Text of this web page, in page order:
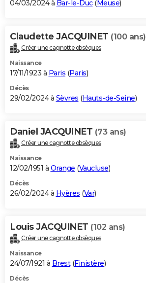
04/03/2024 à Bar-le-Duc(Meuse)
Claudette JACQUINET (100 ans)
Créer une cagnotte obsèques
Naissance
17/11/1923 à Paris (Paris)
Décès
29/02/2024 à Sèvres (Hauts-de-Seine)
Daniel JACQUINET (73 ans)
Créer une cagnotte obsèques
Naissance
12/02/1951 à Orange (Vaucluse)
Décès
26/02/2024 à Hyères (Var)
Louis JACQUINET (102 ans)
Créer une cagnotte obsèques
Naissance
24/07/1921 à Brest(Finistère)
Décès